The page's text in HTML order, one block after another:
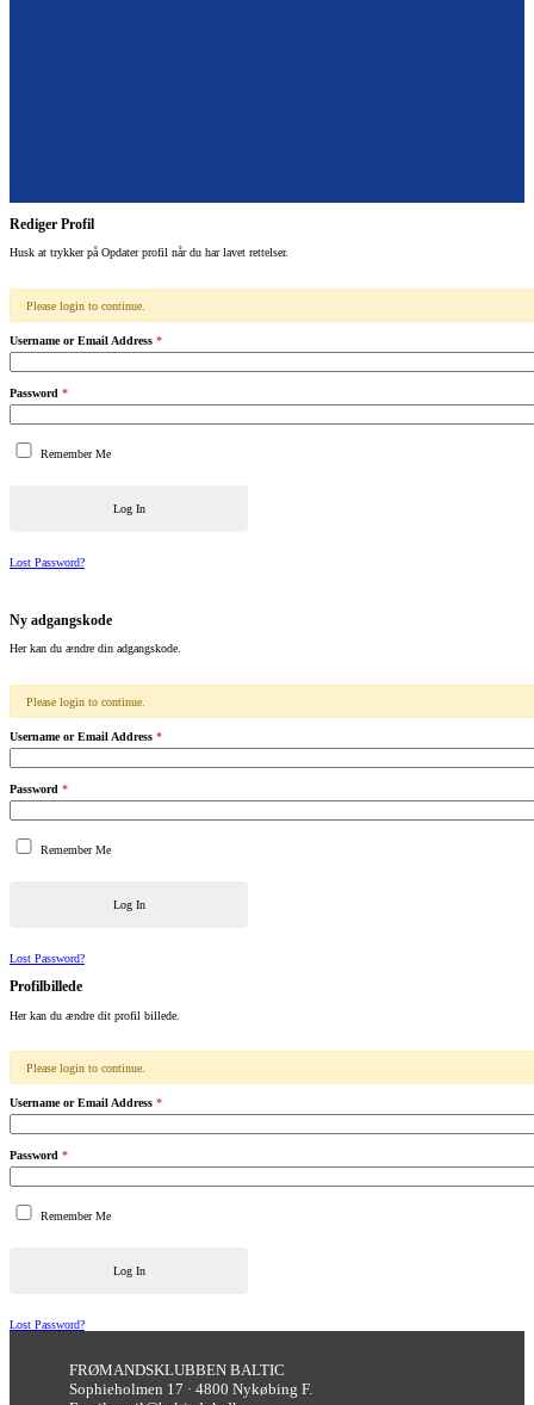
Rediger Profil
Husk at trykker på Opdater profil når du har lavet rettelser.
Please login to continue.
Username or Email Address *
Password *
Remember Me
Log In
Lost Password?
Ny adgangskode
Her kan du ændre din adgangskode.
Please login to continue.
Username or Email Address *
Password *
Remember Me
Log In
Lost Password?
Profilbillede
Her kan du ændre dit profil billede.
Please login to continue.
Username or Email Address *
Password *
Remember Me
Log In
Lost Password?
FRØMANDSKLUBBEN BALTIC
Sophieholmen 17 · 4800 Nykøbing F.